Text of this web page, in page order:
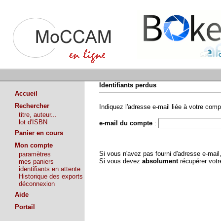
Accueil
Rechercher
titre, auteur...
lot d'ISBN
Panier en cours
Mon compte
paramètres
mes paniers
identifiants en attente
Historique des exports
déconnexion
Aide
Portail
Identifiants perdus
Indiquez l'adresse e-mail liée à votre
e-mail du compte :
Si vous n'avez pas fourni d'adresse e-
Si vous devez absolumentrécupérer